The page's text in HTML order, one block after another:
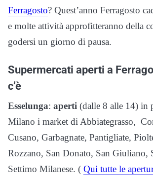
Ferragosto? Quest’anno Ferragosto
e molte attività approfitteranno della
godersi un giorno di pausa.
Supermercati aperti a
c’è
Esselunga: aperti (dalle 8 alle 14) in
Milano i market di Abbiategrasso,
Cusano, Garbagnate, Pantigliate,
Rozzano, San Donato, San Giuliano,
Settimo Milanese. ( Qui tutte le